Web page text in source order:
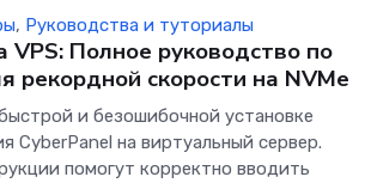
, Руководства и туториалы
VPS: Полное руководство по
рекордной скорости на NVMe
и безошибочной установке
CyberPanel на виртуальный сервер.
помогут корректно вводить